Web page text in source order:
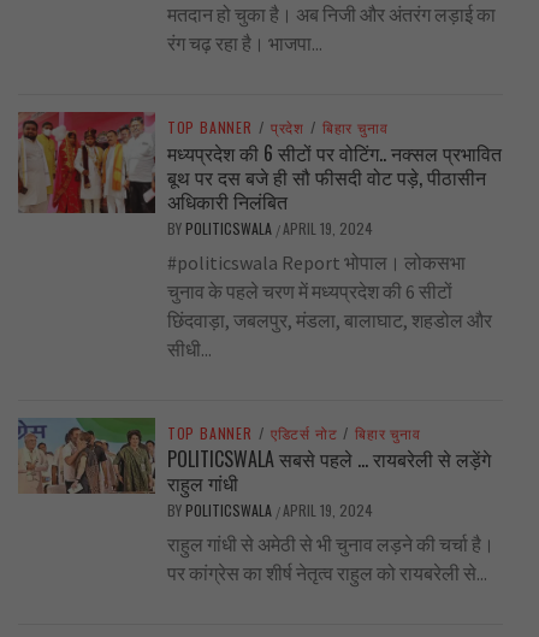
मतदान हो चुका है। अब निजी और अंतरंग लड़ाई का
रंग चढ़ रहा है। भाजपा...
TOP BANNER / प्रदेश / बिहार चुनाव
मध्यप्रदेश की 6 सीटों पर वोटिंग.. नक्सल प्रभावित
बूथ पर दस बजे ही सौ फीसदी वोट पड़े, पीठासीन
अधिकारी निलंबित
BY POLITICSWALA /APRIL 19, 2024
#politicswala Report भोपाल। लोकसभा
चुनाव के पहले चरण में मध्यप्रदेश की 6 सीटों
छिंदवाड़ा, जबलपुर, मंडला, बालाघाट, शहडोल और
सीधी...
TOP BANNER / एडिटर्स नोट / बिहार चुनाव
POLITICSWALA सबसे पहले … रायबरेली से लड़ेंगे
राहुल गांधी
BY POLITICSWALA /APRIL 19, 2024
राहुल गांधी से अमेठी से भी चुनाव लड़ने की चर्चा है।
पर कांग्रेस का शीर्ष नेतृत्व राहुल को रायबरेली से...